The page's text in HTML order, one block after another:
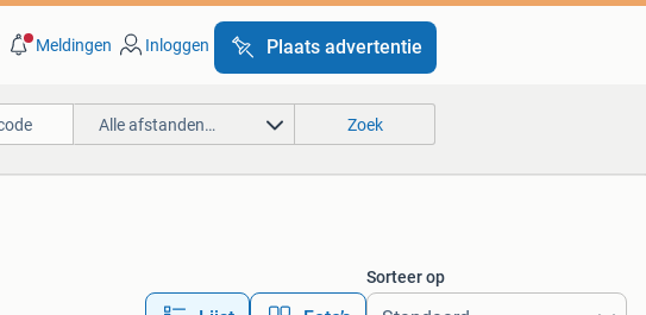
Meldingen Inloggen Plaats advertentie
Alle afstanden… Zoek
Sorteer op